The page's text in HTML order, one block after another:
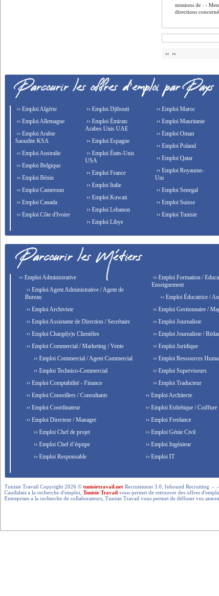
missions de : -
directions
›› ››
›› Emploi Algérie
›› Emploi Allemagne
›› Emploi Arabie
Saoudite KSA
›› Emploi Australie
›› Emploi Belgique
›› Emploi Bénin
›› Emploi Cameroun
›› Emploi Canada
›› Emploi Côte d'Ivoire
›› Emploi Djibouti
›› Emploi Émirats
Arabes Unis UAE
›› Emploi Espagne
›› Emploi États-Unis
USA
›› Emploi France
›› Emploi Italie
›› Emploi Kuwait
›› Emploi Lebanon
›› Emploi Libye
›› Emploi Maroc
›› Emploi Mauritanie
›› Emploi Oman
›› Emploi Poland
›› Emploi Qatar
›› Emploi Royaume-
Uni
›› Emploi Senegal
›› Emploi Suisse
›› Emploi Tunisie
›› Emploi Administrative
›› Emploi Agent Administrative / Agent de
Bureau
›› Emploi Archiviste
›› Emploi Assistante de Direction / Secrétaire
›› Emploi Chargé(e)s Clientèles
›› Emploi Commercial / Marketing / Vente
›› Emploi Commercial / Agent Commercial
›› Emploi Technico-Commercial
›› Emploi Comptabilité - Finance
›› Emploi Conseillers / Consultants
›› Emploi Coordinateur
›› Emploi Directeur / Manager
›› Emploi Chef de projet
›› Emploi Chef d’équipe
›› Emploi Responsable
›› Emploi Formation /
Enseignement
›› Emploi Éducatrice /
›› Emploi Gestionnaire /
›› Emploi Journaliste
›› Emploi Journaliste /
›› Emploi Juridique
›› Emploi Ressources
›› Emploi Superviseurs
›› Emploi Traducteur
›› Emploi Architecte
›› Emploi Esthétique / Coiffure
›› Emploi Freelance
›› Emploi Génie Civil
›› Emploi Ingénieur
›› Emploi IT
Tunisie Travail Copyright 2026 ©tunisietravail.net Recrutement 3.0, Inbound Recruiting .-
Candidats a la recherche d'emploi,Tunisie Travail vous permet de retrouver des offres
Entreprises a la recherche de collaborateurs, Tunisie Travail vous permet de diffuser vos